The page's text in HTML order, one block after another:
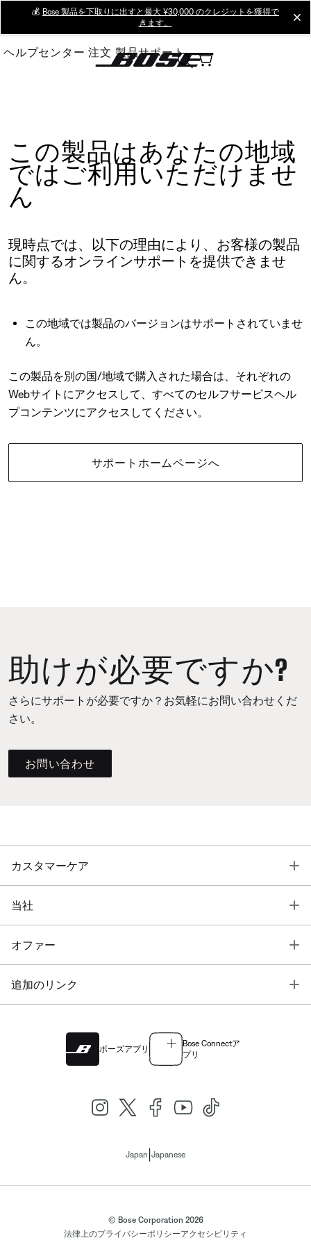
Main
💰 Bose 製品を下取りに出すと最大 ¥30,000 のクレジットを獲得で
きます。
ヘルプセンター 注文 製品サポート
この製品はあなたの地域
ではご利用いただけませ
ん
現時点では、以下の理由により、お客様の製品
に関するオンラインサポートを提供できませ
ん。
この地域では製品のバージョンはサポートされていませ
ん。
この製品を別の国/地域で購入された場合は、それぞれの
Webサイトにアクセスして、すべてのセルフサービスヘル
プコンテンツにアクセスしてください。
サポートホームページへ
助けが必要ですか?
さらにサポートが必要ですか？お気軽にお問い合わせくだ
さい。
お問い合わせ
カスタマーケア
当社
オファー
追加のリンク
ボーズアプリ
Bose Connectア
プリ
Japan Japanese
© Bose Corporation 2026
法律上のプライバシーポリシーアクセシビリティ